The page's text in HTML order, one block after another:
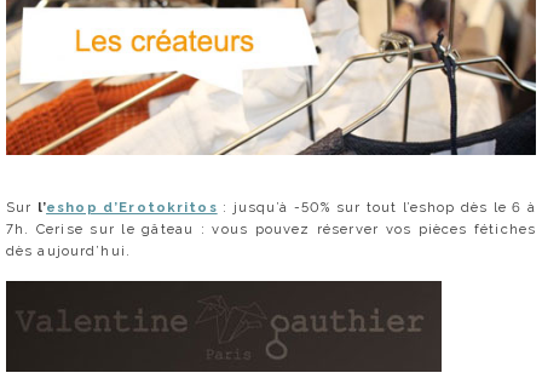
Sur l’eshop d’Erotokritos : jusqu’à -50% sur tout l’eshop dès le 6 à
7h. Cerise sur le gâteau : vous pouvez réserver vos pièces fétiches
dès aujourd’hui.